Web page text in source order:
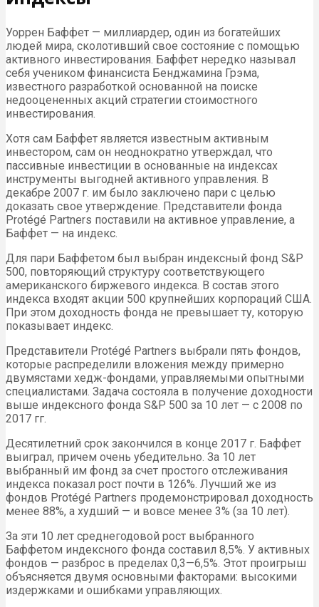
Уоррен Баффет — миллиардер, один из богатейших
людей мира, сколотивший свое состояние с помощью
активного инвестирования. Баффет нередко называл
себя учеником финансиста Бенджамина Грэма,
известного разработкой основанной на поиске
недооцененных акций стратегии стоимостного
инвестирования.
Хотя сам Баффет является известным активным
инвестором, сам он неоднократно утверждал, что
пассивные инвестиции в основанные на индексах
инструменты выгодней активного управления. В
декабре 2007 г. им было заключено пари с целью
доказать свое утверждение. Представители фонда
Protégé Partners поставили на активное управление, а
Баффет — на индекс.
Для пари Баффетом был выбран индексный фонд S&P
500, повторяющий структуру соответствующего
американского биржевого индекса. В состав этого
индекса входят акции 500 крупнейших корпораций США.
При этом доходность фонда не превышает ту, которую
показывает индекс.
Представители Protégé Partners выбрали пять фондов,
которые распределили вложения между примерно
двумястами хедж-фондами, управляемыми опытными
специалистами. Задача состояла в получение доходности
выше индексного фонда S&P 500 за 10 лет — с 2008 по
2017 гг.
Десятилетний срок закончился в конце 2017 г. Баффет
выиграл, причем очень убедительно. За 10 лет
выбранный им фонд за счет простого отслеживания
индекса показал рост почти в 126%. Лучший же из
фондов Protégé Partners продемонстрировал доходность
менее 88%, а худший — и вовсе менее 3% (за 10 лет).
За эти 10 лет среднегодовой рост выбранного
Баффетом индексного фонда составил 8,5%. У активных
фондов — разброс в пределах 0,3—6,5%. Этот проигрыш
объясняется двумя основными факторами: высокими
издержками и ошибками управляющих.